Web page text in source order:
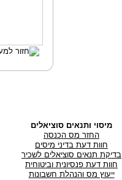
מיסוי ותנאים סוציאלים
החזר מס הכנסה
חוות דעת בדיני מיסים
בדיקת תנאים סוציאלים לשכיר
חוות דעת פנסיונית וביטוחית
ייעוץ מס והנהלת חשבונות